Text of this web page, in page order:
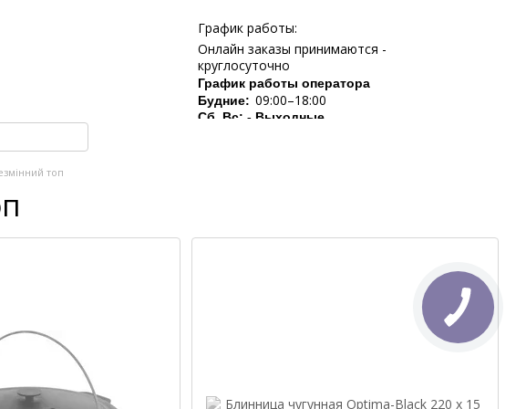
График работы:
Онлайн заказы принимаются -
круглосуточно
График работы оператора
Будние: 09:00–18:00
Сб, Вс: - Выходные
топ